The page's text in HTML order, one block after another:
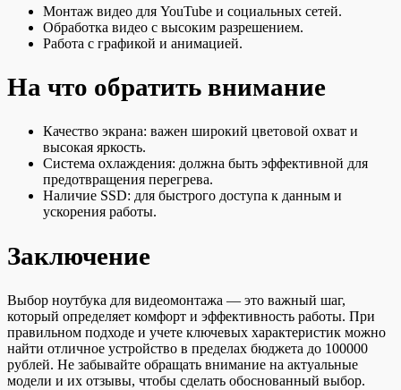
Монтаж видео для YouTube и социальных сетей.
Обработка видео с высоким разрешением.
Работа с графикой и анимацией.
На что обратить внимание
Качество экрана: важен широкий цветовой охват и
высокая яркость.
Система охлаждения: должна быть эффективной для
предотвращения перегрева.
Наличие SSD: для быстрого доступа к данным и
ускорения работы.
Заключение
Выбор ноутбука для видеомонтажа — это важный шаг,
который определяет комфорт и эффективность работы. При
правильном подходе и учете ключевых характеристик можно
найти отличное устройство в пределах бюджета до 100000
рублей. Не забывайте обращать внимание на актуальные
модели и их отзывы, чтобы сделать обоснованный выбор.